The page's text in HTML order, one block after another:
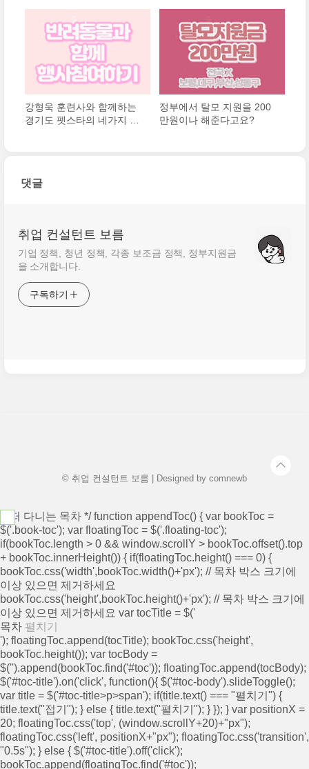
강형욱 훈련사와 함께하는
경기도 펫스타의 네가지 프
정부에서 탈모 지원을 200
만원이나 해준다고요?
댓글
취업 컨설턴트 보름
기업 정책, 청년 정책, 각종 보조금 정책, 정부지원금
을 소개합니다.
구독하기
© 취업 컨설턴트 보름 | Designed by comnewb
/* 떠 다니는 목차 */ function appendToc() { var bookToc =
$('.book-toc'); var floatingToc = $('.floating-toc');
if(bookToc.length > 0 && window.scrollY > bookToc.offset().top
+ bookToc.innerHeight()) { if(floatingToc.height() === 0) {
bookToc.css('width',bookToc.width()+'px'); // 목차 박스 크기에
이상 있으면 제거하세요
bookToc.css('height',bookToc.height()+'px'); // 목차 박스 크기에
이상 있으면 제거하세요 var tocTitle = $('
목차 펼치기
'); floatingToc.append(tocTitle); bookToc.css('height',
bookToc.height()); var tocBody =
$('').append(bookToc.find('#toc')); floatingToc.append(tocBody);
$('#toc-title').on('click', function(){ $('#toc-body').slideToggle();
var title = $('#toc-title>p>span'); if(title.text() === "펼치기") {
title.text("접기"); } else { title.text("펼치기"); } }); } var positionX =
20; floatingToc.css('top', (window.scrollY+20)+"px");
floatingToc.css('left', positionX+"px"); floatingToc.css('transition',
"0.5s"); } else { $('#toc-title').off('click');
bookToc.append(floatingToc.find('#toc'));